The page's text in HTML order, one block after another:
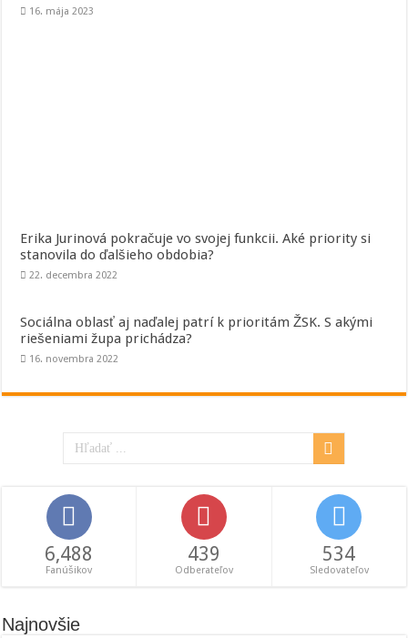
16. mája 2023
Erika Jurinová pokračuje vo svojej funkcii. Aké priority si
stanovila do ďalšieho obdobia?
22. decembra 2022
Sociálna oblasť aj naďalej patrí k prioritám ŽSK. S akými
riešeniami župa prichádza?
16. novembra 2022
6,488
Fanúšikov
439
Odberateľov
534
Sledovateľov
Najnovšie